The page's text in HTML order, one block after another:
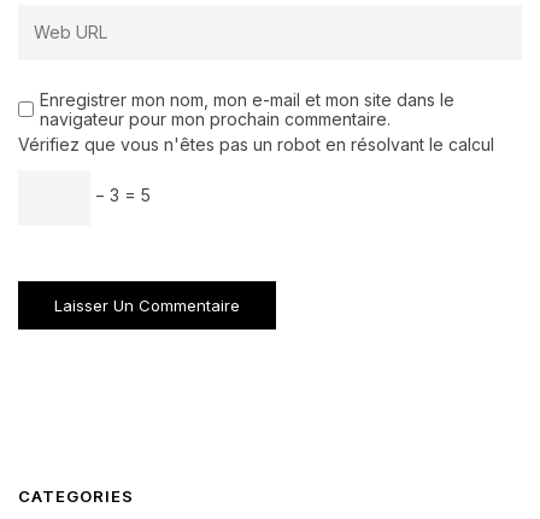
Enregistrer mon nom, mon e-mail et mon site dans le
navigateur pour mon prochain commentaire.
Vérifiez que vous n'êtes pas un robot en résolvant le calcul
− 3 = 5
CATEGORIES